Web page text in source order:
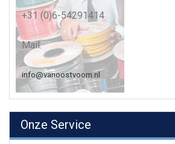
+31 (0)6-54291414
Mail:
info@vanoostvoorn.nl
Onze Service